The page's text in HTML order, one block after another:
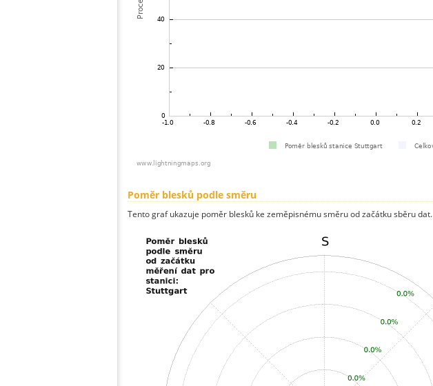
Poměr blesků podle směru
Tento graf ukazuje poměr blesků ke zeměpisnému směru od začátku sběru dat.